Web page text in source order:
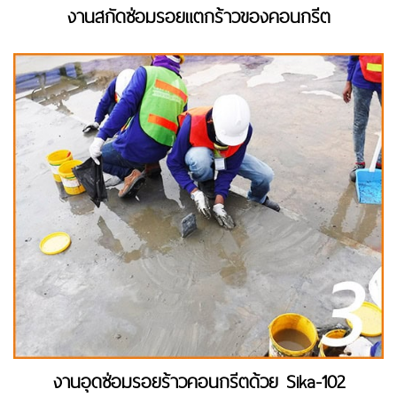
งานสกัดซ่อมรอยแตกร้าวของคอนกรีต
งานอุดซ่อมรอยร้าวคอนกรีตด้วย Sika-102